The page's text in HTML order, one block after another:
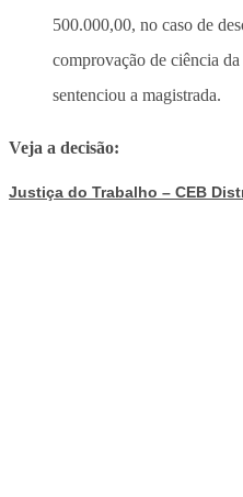
500.000,00, no caso de
comprovação de ciência da
sentenciou a magistrada.
Veja a decisão:
Justiça do Trabalho – CEB